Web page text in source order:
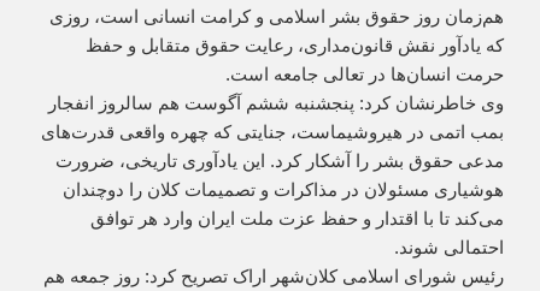
هم‌زمان روز حقوق بشر اسلامی و کرامت انسانی است، روزی
که یادآور نقش قانون‌مداری، رعایت حقوق متقابل و حفظ
حرمت انسان‌ها در تعالی جامعه است.
وی خاطرنشان کرد: پنجشنبه ششم آگوست هم سالروز انفجار
بمب اتمی در هیروشیماست، جنایتی که چهره واقعی قدرت‌های
مدعی حقوق بشر را آشکار کرد. این یادآوری تاریخی، ضرورت
هوشیاری مسئولان در مذاکرات و تصمیمات کلان را دوچندان
می‌کند تا با اقتدار و حفظ عزت ملت ایران وارد هر توافق
احتمالی شوند.
رئیس شورای اسلامی کلان‌شهر اراک تصریح کرد: روز جمعه هم